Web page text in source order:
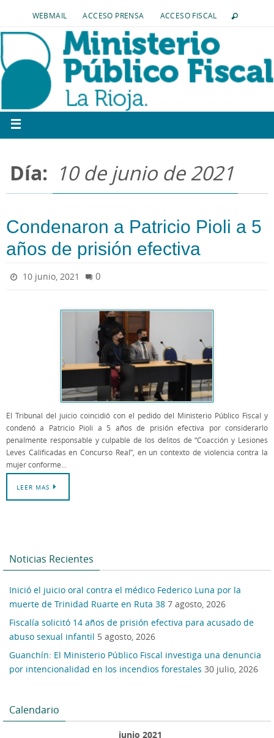
WEBMAIL ACCESO PRENSA ACCESO FISCAL
Día: 10 de junio de 2021
Condenaron a Patricio Pioli a 5
años de prisión efectiva
10 junio, 2021 0
El Tribunal del juicio coincidió con el pedido del Ministerio Público Fiscal y
condenó a Patricio Pioli a 5 años de prisión efectiva por considerarlo
penalmente responsable y culpable de los delitos de “Coacción y Lesiones
Leves Calificadas en Concurso Real”, en un contexto de violencia contra la
mujer conforme…
LEER MAS
Noticias Recientes
Inició el juicio oral contra el médico Federico Luna por la
muerte de Trinidad Ruarte en Ruta 38 7 agosto, 2026
Fiscalía solicitó 14 años de prisión efectiva para acusado de
abuso sexual infantil 5 agosto, 2026
Guanchín: El Ministerio Público Fiscal investiga una denuncia
por intencionalidad en los incendios forestales 30 julio, 2026
Calendario
junio 2021